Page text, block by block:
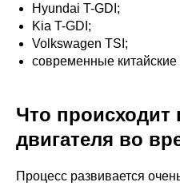
Hyundai T-GDI;
Kia T-GDI;
Volkswagen TSI;
современные
Что происходит
двигателя во
Процесс развивается